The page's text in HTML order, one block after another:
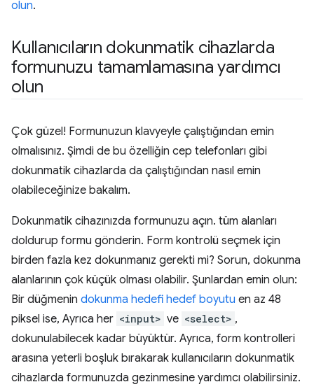
olun.
Kullanıcıların dokunmatik cihazlarda
formunuzu tamamlamasına yardımcı
olun
Çok güzel! Formunuzun klavyeyle çalıştığından emin
olmalısınız. Şimdi de bu özelliğin cep telefonları gibi
dokunmatik cihazlarda da çalıştığından nasıl emin
olabileceğinize bakalım.
Dokunmatik cihazınızda formunuzu açın. tüm alanları
doldurup formu gönderin. Form kontrolü seçmek için
birden fazla kez dokunmanız gerekti mi? Sorun, dokunma
alanlarının çok küçük olması olabilir. Şunlardan emin olun:
Bir düğmenin dokunma hedefi hedef boyutu en az 48
piksel ise, Ayrıca her <input> ve <select> ,
dokunulabilecek kadar büyüktür. Ayrıca, form kontrolleri
arasına yeterli boşluk bırakarak kullanıcıların dokunmatik
cihazlarda formunuzda gezinmesine yardımcı olabilirsiniz.